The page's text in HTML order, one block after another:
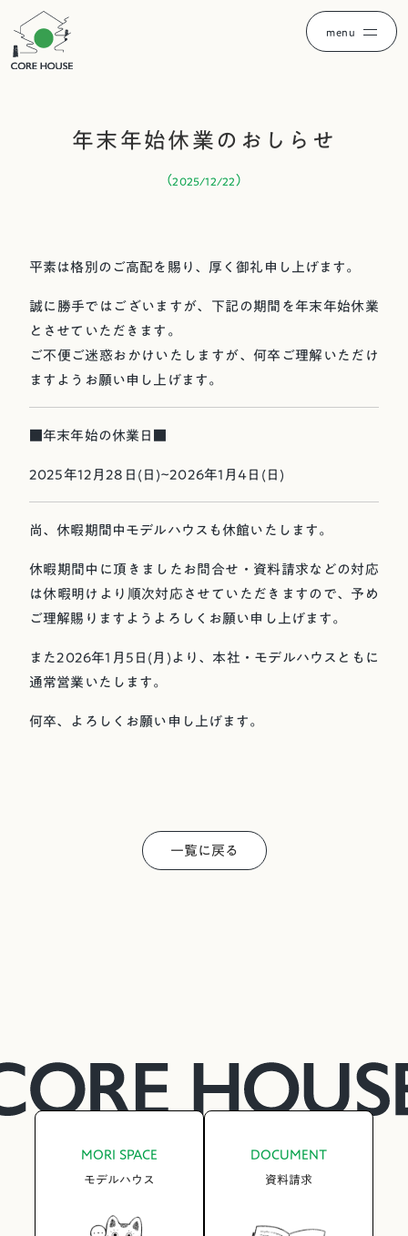
menu
年末年始休業のおしらせ
（2025/12/22）
平素は格別のご高配を賜り、厚く御礼申し上げます。
誠に勝手ではございますが、下記の期間を年末年始休業
とさせていただきます。
ご不便ご迷惑おかけいたしますが、何卒ご理解いただけ
ますようお願い申し上げます。
■年末年始の休業日■
2025年12月28日(日)~2026年1月4日(日)
尚、休暇期間中モデルハウスも休館いたします。
休暇期間中に頂きましたお問合せ・資料請求などの対応
は休暇明けより順次対応させていただきますので、予め
ご理解賜りますようよろしくお願い申し上げます。
また2026年1月5日(月)より、本社・モデルハウスともに
通常営業いたします。
何卒、よろしくお願い申し上げます。
一覧に戻る
MORI SPACE
モデルハウス
DOCUMENT
資料請求